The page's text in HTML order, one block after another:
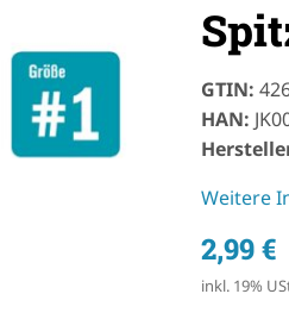
GTIN:
HAN:
Weitere
2,99 €
inkl. 19%